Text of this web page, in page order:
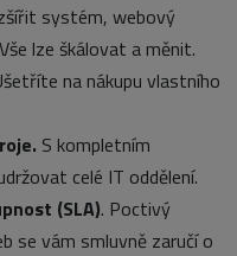
systém, webový
lze škálovat a měnit.
na nákupu vlastního
S kompletním
celé IT oddělení.
(SLA). Poctivý
se vám smluvně zaručí o